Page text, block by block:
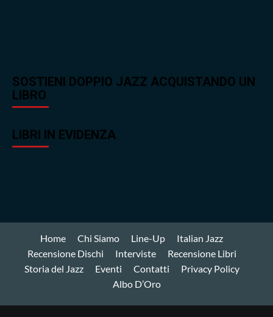
SOSTIENI DOPPIO JAZZ ACQUISTANDO UN
LIBRO
LIBRI IN EVIDENZA
Home Chi Siamo Line-Up
Italian Jazz
Recensione Dischi
Interviste
Recensione Libri
Storia del Jazz
Eventi Contatti
Privacy Policy
Albo D’Oro